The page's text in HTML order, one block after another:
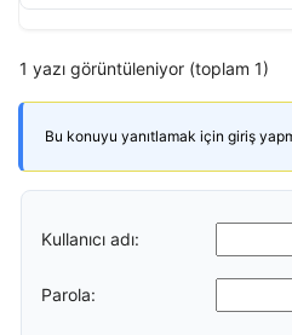
1 yazı görüntüleniyor (toplam 1)
Bu konuyu yanıtlamak için giriş
Kullanıcı adı:
Parola: